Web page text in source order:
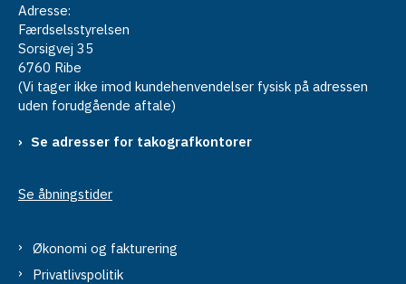
Adresse:
Færdselsstyrelsen
Sorsigvej 35
6760 Ribe
(Vi tager ikke imod kundehenvendelser fysisk på adressen
uden forudgående aftale)
Se adresser for takografkontorer
Se åbningstider
Økonomi og fakturering
Privatlivspolitik